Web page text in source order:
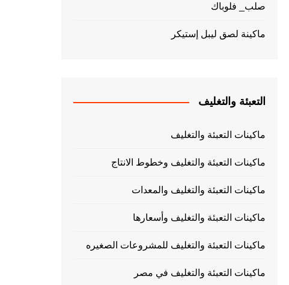
صلب_ فلوباك
ماكينة لصق ليبل إستيكر
التعبئة والتغليف
ماكينات التعبئة والتغليف
ماكينات التعبئة والتغليف وخطوط الانتاج
ماكينات التعبئة والتغليف والمعدات
ماكينات التعبئة والتغليف وأسعارها
ماكينات التعبئة والتغليف للمشروعات الصغيره
ماكينات التعبئة والتغليف في مصر